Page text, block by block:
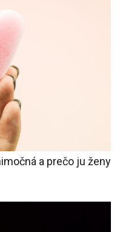
a prečo ju ženy